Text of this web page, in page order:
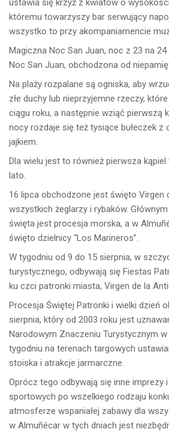
ustawia się krzyż z kwiatów o
któremu towarzyszy bar serwujący
wszystko to przy akompaniamencie
Magiczna Noc San Juan, noc z 23 na
Noc San Juan, obchodzona od
Na plaży rozpalane są ogniska, aby
złe duchy lub nieprzyjemne rzeczy,
ciągu roku, a następnie wziąć pierwszą
nocy rozdaje się też tysiące bułeczek z
jajkiem.
Dla wielu jest to również pierwsza
lato.
16 lipca obchodzone jest święto Virgen
wszystkich żeglarzy i rybaków.
święta jest procesja morska, a w
święto dzielnicy “Los Marineros”.
W tygodniu od 9 do 15 sierpnia, w
turystycznego, odbywają się Fiestas
ku czci patronki miasta, Virgen de la
Procesja Świętej Patronki i wielki dzień
sierpnia, który od 2003 roku jest
Narodowym Znaczeniu Turystycznym w
tygodniu na terenach targowych
stoiska i atrakcje jarmarczne.
Oprócz tego odbywają się inne imprezy
sportowych po wszelkiego rodzaju
atmosferze wspaniałej zabawy dla
w Almuñécar w tych dniach jest